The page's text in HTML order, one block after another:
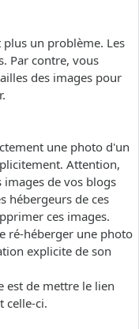
un problème. Les
Par contre, vous
des images pour
une photo d'un
Attention,
de vos blogs
hébergeurs de ces
ces images.
ré-héberger une photo
explicite de son
est de mettre le lien
celle-ci.